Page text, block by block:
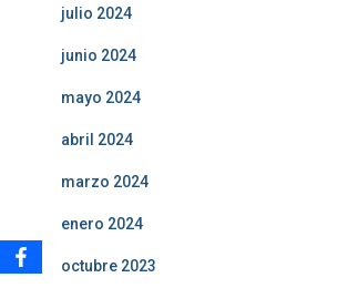
julio 2024
junio 2024
mayo 2024
abril 2024
marzo 2024
enero 2024
octubre 2023